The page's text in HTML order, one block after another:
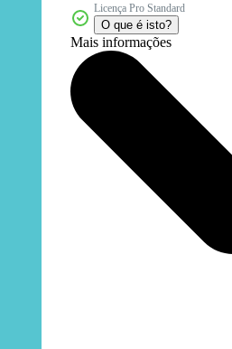
Licença Pro Standard
O que é isto?
Mais informações